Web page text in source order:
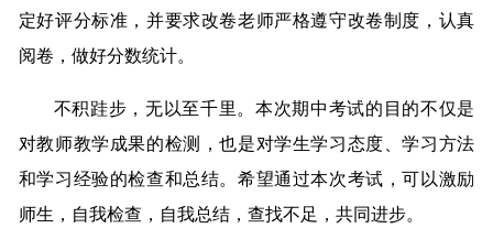
定好评分标准，并要求改卷老师严格遵守改卷制度，认真
阅卷，做好分数统计。
不积跬步，无以至千里。本次期中考试的目的不仅是
对教师教学成果的检测，也是对学生学习态度、学习方法
和学习经验的检查和总结。希望通过本次考试，可以激励
师生，自我检查，自我总结，查找不足，共同进步。